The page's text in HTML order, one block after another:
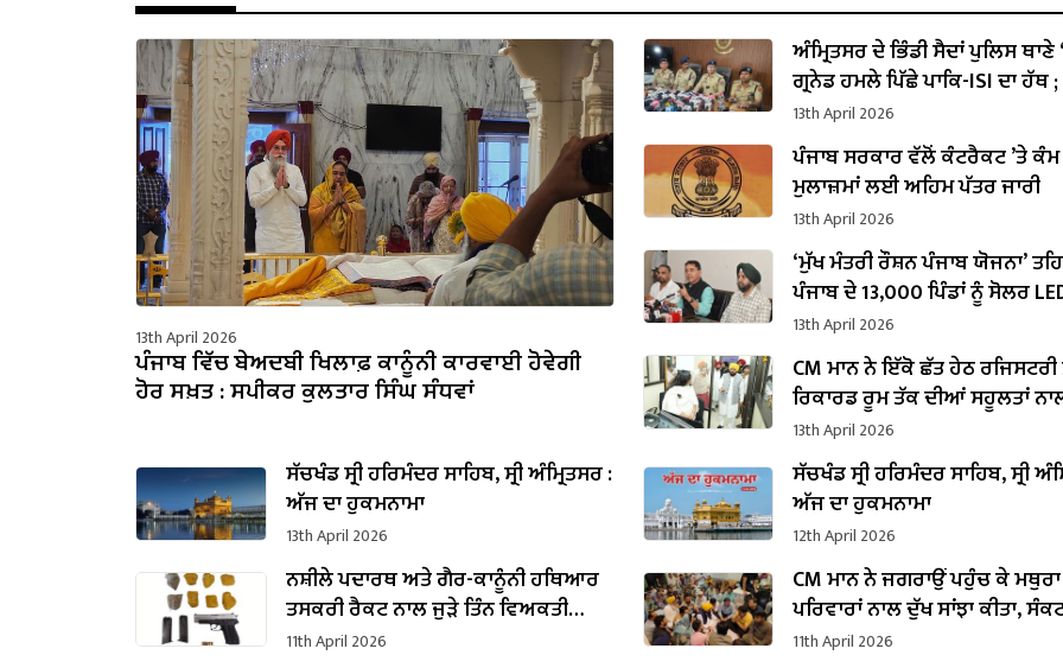
13th April 2026
ਪੰਜਾਬ ਵਿੱਚ ਬੇਅਦਬੀ ਖਿਲਾਫ਼ ਕਾਨੂੰਨੀ ਕਾਰਵਾਈ ਹੋਵੇਗੀ
ਹੋਰ ਸਖ਼ਤ : ਸਪੀਕਰ ਕੁਲਤਾਰ ਸਿੰਘ ਸੰਧਵਾਂ
ਅੰਮ੍ਰਿਤਸਰ ਦੇ ਭਿੰਡੀ ਸੈਦਾਂ ਪੁਲਿਸ ਥਾਣੇ
ਗ੍ਰਨੇਡ ਹਮਲੇ ਪਿੱਛੇ ਪਾਕਿ-ISI ਦਾ ਹੱਥ
ਪਿਸਤੌਲਾਂ ਸਮੇਤ ਛੇ ਗ੍ਰਿਫ਼ਤਾਰ
13th April 2026
ਪੰਜਾਬ ਸਰਕਾਰ ਵੱਲੋਂ ਕੰਟਰੈਕਟ ’ਤੇ
ਮੁਲਾਜ਼ਮਾਂ ਲਈ ਅਹਿਮ ਪੱਤਰ ਜਾਰੀ
13th April 2026
‘ਮੁੱਖ ਮੰਤਰੀ ਰੌਸ਼ਨ ਪੰਜਾਬ ਯੋਜਨਾ’
ਪੰਜਾਬ ਦੇ 13,000 ਪਿੰਡਾਂ ਨੂੰ ਸੋਲਰ
ਲਾਈਟਾਂ ਨਾਲ ਕੀਤਾ ਜਾਵੇਗਾ ਰੌਸ਼ਨ :
ਅਰੋੜਾ
13th April 2026
CM ਮਾਨ ਨੇ ਇੱਕੋ ਛੱਤ ਹੇਠ ਰਜਿਸਟਰੀ
ਰਿਕਾਰਡ ਰੂਮ ਤੱਕ ਦੀਆਂ ਸਹੂਲਤਾਂ
ਆਧੁਨਿਕ ਸਬ-ਡਿਵੀਜ਼ਨਲ ਕੰਪਲੈਕਸ
ਕੀਤਾ ਸਮਰਪਿਤ
13th April 2026
ਸੱਚਖੰਡ ਸ੍ਰੀ ਹਰਿਮੰਦਰ ਸਾਹਿਬ, ਸ੍ਰੀ ਅੰਮ੍ਰਿਤਸਰ :
ਅੱਜ ਦਾ ਹੁਕਮਨਾਮਾ
13th April 2026
ਸੱਚਖੰਡ ਸ੍ਰੀ ਹਰਿਮੰਦਰ ਸਾਹਿਬ, ਸ੍ਰੀ
ਅੱਜ ਦਾ ਹੁਕਮਨਾਮਾ
12th April 2026
ਨਸ਼ੀਲੇ ਪਦਾਰਥ ਅਤੇ ਗੈਰ-ਕਾਨੂੰਨੀ ਹਥਿਆਰ
ਤਸਕਰੀ ਰੈਕਟ ਨਾਲ ਜੁੜੇ ਤਿੰਨ ਵਿਅਕਤੀ
ਗ੍ਰਿਫ਼ਤਾਰ
11th April 2026
CM ਮਾਨ ਨੇ ਜਗਰਾਉਂ ਪਹੁੰਚ ਕੇ
ਪਰਿਵਾਰਾਂ ਨਾਲ ਦੁੱਖ ਸਾਂਝਾ ਕੀਤਾ,
ਘੜੀ ‘ਚ ਹਰ ਮਦਦ ਦਾ ਭਰੋਸਾ
11th April 2026